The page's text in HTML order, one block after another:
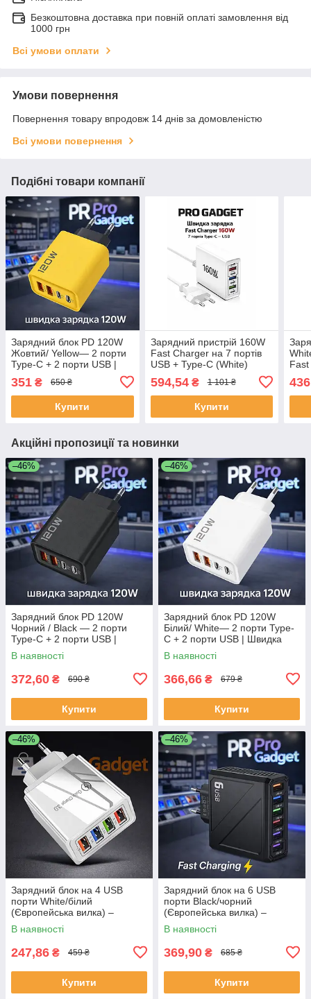
Безкоштовна доставка при повній оплаті замовлення від
1000 грн
Всі умови оплати
Умови повернення
Повернення товару впродовж 14 днів за домовленістю
Всі умови повернення
Подібні товари компанії
Зарядний блок PD 120W
Жовтий/ Yellow— 2 порти
Type-C + 2 порти USB |
для iPhone, Samsung,
Xiaomi, Huawei
351 ₴ 650 ₴
Купити
Зарядний пристрій 160W
Fast Charger на 7 портів
USB + Type-C (White)
EU/US – Швидка зарядка
PD для Xiaomi, iPhone,
Samsung, POCO
594,54₴ 1 101 ₴
Купити
Акційні пропозиції та новинки
–46%
Зарядний блок PD 120W
Чорний / Black — 2 порти
Type-C + 2 порти USB |
Швидка зарядка QC 3.0 для
iPhone, Samsung, Xiaomi,
В наявності
372,60 ₴ 690 ₴
Купити
–46%
Зарядний блок PD 120W
Білий/ White— 2 порти Type-
C + 2 порти USB | Швидка
зарядка QC 3.0 для iPhone,
Samsung, Xiaomi, Huawei
В наявності
366,66 ₴ 679 ₴
Купити
–46%
Зарядний блок на 4 USB
порти White/білий
(Європейська вилка) –
Швидка зарядка
В наявності
247,86 ₴ 459 ₴
Купити
–46%
Зарядний блок на 6 USB
порти Black/чорний
(Європейська вилка) –
Швидка зарядка
В наявності
369,90 ₴ 685 ₴
Купити